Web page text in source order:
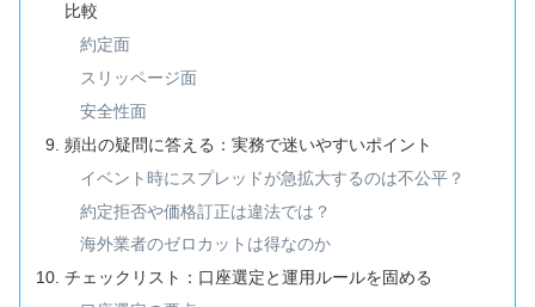
比較
約定面
スリッページ面
安全性面
頻出の疑問に答える：実務で迷いやすいポイント
イベント時にスプレッドが急拡大するのは不公平？
約定拒否や価格訂正は違法では？
海外業者のゼロカットは得なのか
チェックリスト：口座選定と運用ルールを固める